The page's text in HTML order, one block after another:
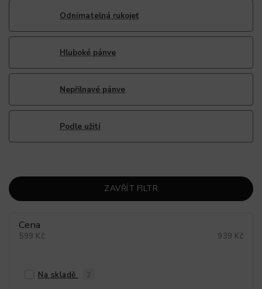
Odnímatelná rukojeť
Hluboké pánve
Nepřilnavé pánve
Podle užití
ZAVŘÍT FILTR
Cena
599 Kč 939 Kč
Na skladě 2